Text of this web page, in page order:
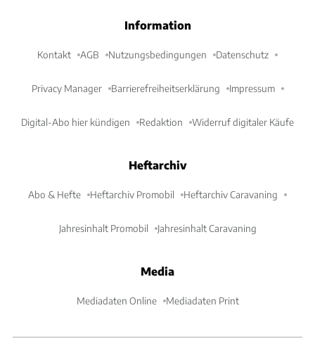
Information
Kontakt AGB Nutzungsbedingungen Datenschutz
Privacy Manager Barrierefreiheitserklärung Impressum
Digital-Abo hier kündigen Redaktion Widerruf digitaler Käufe
Heftarchiv
Abo & Hefte Heftarchiv Promobil Heftarchiv Caravaning
Jahresinhalt Promobil Jahresinhalt Caravaning
Media
Mediadaten Online Mediadaten Print